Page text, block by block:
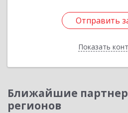
Отправить
Показать
Отправить
Назад
Ближайшие
регионов